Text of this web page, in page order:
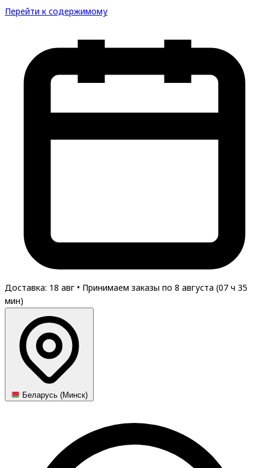
Перейти к содержимому
Доставка: 18 авг • Принимаем заказы по 8 августа (07 ч 35
мин)
Беларусь (Минск)